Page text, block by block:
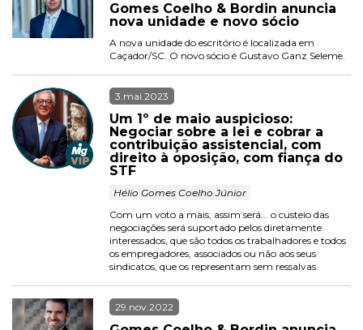
Gomes Coelho & Bordin anuncia
nova unidade e novo sócio
A nova unidade do escritório é localizada em
Caçador/SC. O novo sócio é Gustavo Ganz Seleme.
3.mai.2023
Um 1º de maio auspicioso:
Negociar sobre a lei e cobrar a
contribuição assistencial, com
direito à oposição, com fiança do
STF
Hélio Gomes Coelho Júnior
Com um voto a mais, assim será... o custeio das
negociações será suportado pelos diretamente
interessados, que são todos os trabalhadores e todos
os empregadores, associados ou não aos seus
sindicatos, que os representam sem ressalvas.
29.nov.2022